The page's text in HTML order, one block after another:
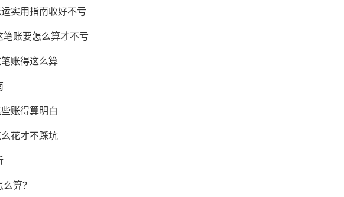
实用指南收好不亏
账要怎么算才不亏
账得这么算
账得算明白
花才不踩坑
算？